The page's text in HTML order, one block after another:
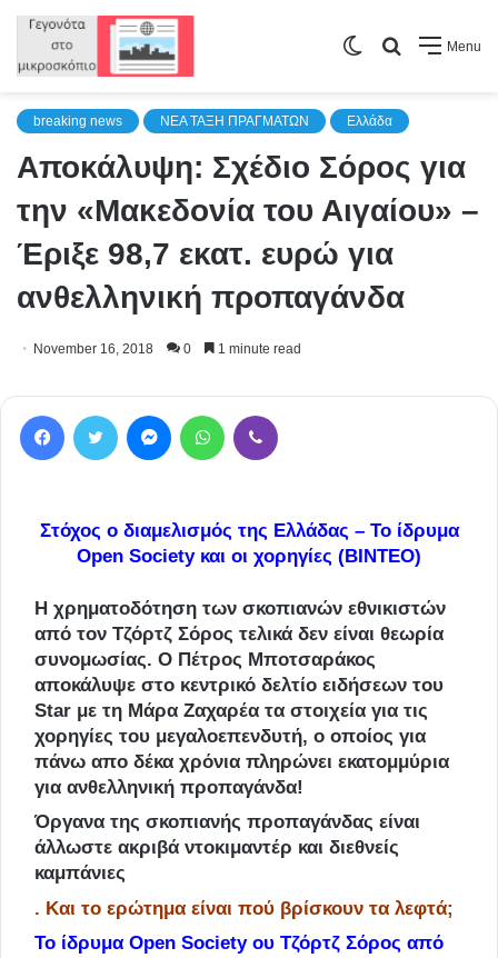
Menu
Search
Switch
breaking news NEA TAΞΗ ΠΡΑΓΜΑΤΩΝ Ελλάδα
Αποκάλυψη: Σχέδιο Σόρος για
την «Μακεδονία του Αιγαίου» –
Έριξε 98,7 εκατ. ευρώ για
ανθελληνική προπαγάνδα
November 16, 2018 0 1 minute read
Στόχος ο διαμελισμός της Ελλάδας – Το ίδρυμα
Open Society και οι χορηγίες (ΒΙΝΤΕΟ)
Η χρηματοδότηση των σκοπιανών εθνικιστών
από τον Τζόρτζ Σόρος τελικά δεν είναι θεωρία
συνομωσίας. Ο Πέτρος Μποτσαράκος
αποκάλυψε στο κεντρικό δελτίο ειδήσεων του
Star με τη Μάρα Ζαχαρέα τα στοιχεία για τις
χορηγίες του μεγαλοεπενδυτή, ο οποίος για
πάνω απο δέκα χρόνια πληρώνει εκατομμύρια
για ανθελληνική προπαγάνδα!
Όργανα της σκοπιανής προπαγάνδας είναι
άλλωστε ακριβά ντοκιμαντέρ και διεθνείς
καμπάνιες
. Και το ερώτημα είναι πού βρίσκουν τα λεφτά;
Το ίδρυμα Open Society ου Τζόρτζ Σόρος από